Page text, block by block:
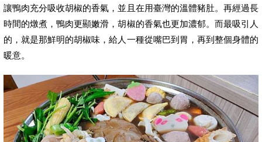
讓鴨肉充分吸收胡椒的香氣，並且在用臺灣的溫體豬肚。再經過長
時間的燉煮，鴨肉更顯嫩滑，胡椒的香氣也更加濃郁。而最吸引人
的，就是那鮮明的胡椒味，給人一種從嘴巴到胃，再到整個身體的
暖意。